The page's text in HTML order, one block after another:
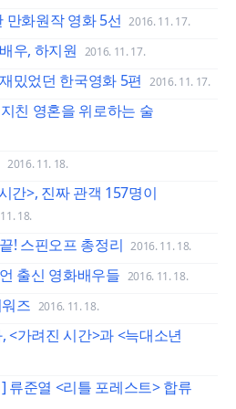
만화원작 영화 5선 2016. 11. 17.
우, 하지원 2016. 11. 17.
밌었던 한국영화 5편 2016. 11. 17.
친 영혼을 위로하는 술
2016. 11. 18.
간>, 진짜 관객 157명이
18.
! 스핀오프 총정리 2016. 11. 18.
출신 영화배우들 2016. 11. 18.
즈 2016. 11. 18.
<가려진 시간>과 <늑대소년
류준열 <리틀 포레스트> 합류